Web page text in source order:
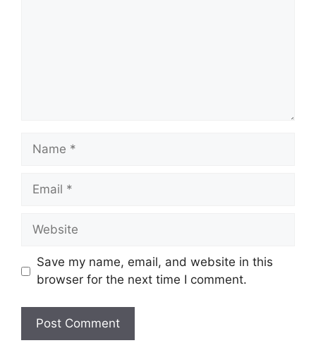
Name
Email
Website
Save my name, email, and website in this
browser for the next time I comment.